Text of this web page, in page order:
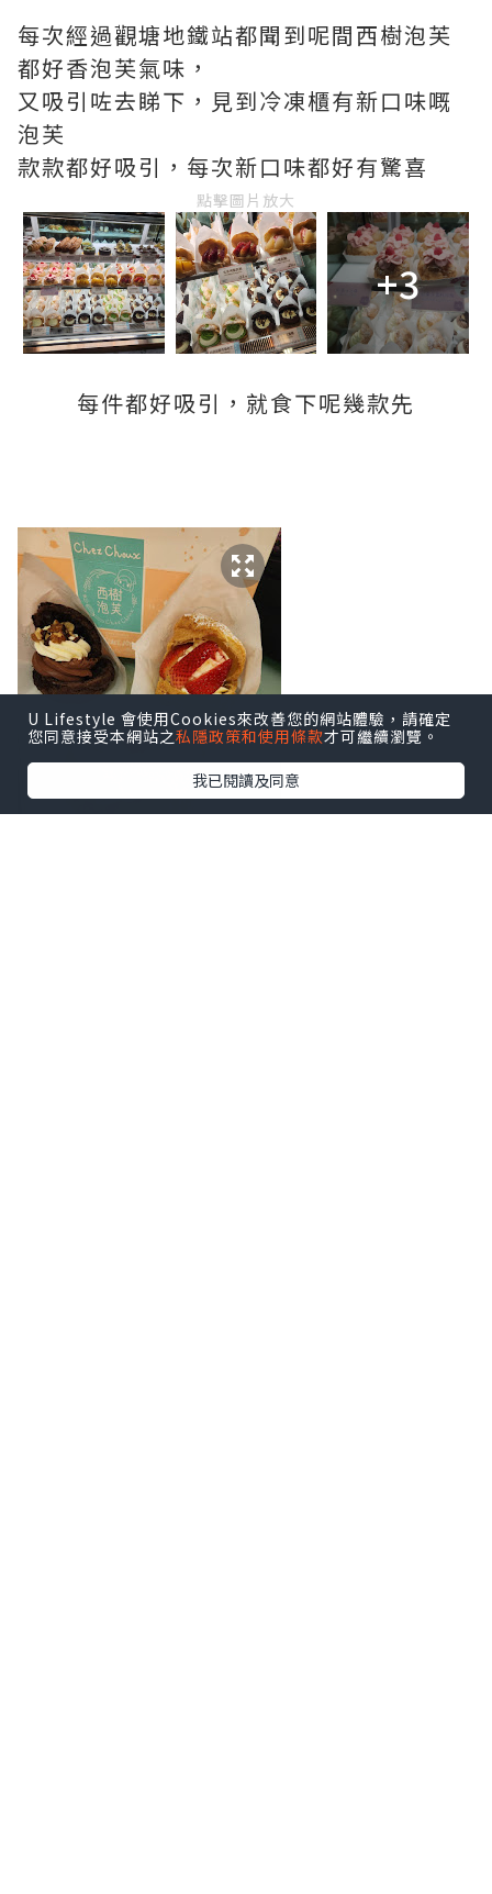
每次經過觀塘地鐵站都聞到呢間西樹泡芙
都好香泡芙氣味，
又吸引咗去睇下，見到冷凍櫃有新口味嘅
泡芙
款款都好吸引，每次新口味都好有驚喜
點擊圖片放大
+3
每件都好吸引，就食下呢幾款先
U Lifestyle 會使用Cookies來改善您的網站體驗，請確定
您同意接受本網站之私隱政策和使用條款才可繼續瀏覽。
我已閱讀及同意